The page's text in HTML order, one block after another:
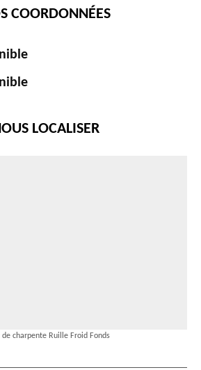
COORDONNÉES
LOCALISER
charpente Ruille Froid Fonds